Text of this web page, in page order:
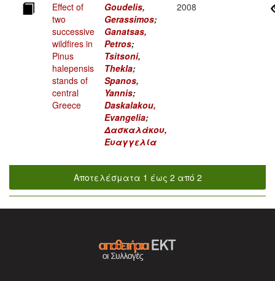
Effect of
two
successive
wildfires in
Pinus
halepensis
stands of
central
Greece
Goudelis,
Gerassimos;
Ganatsas,
Petros;
Tsitsoni,
Thekla;
Spanos,
Yannis;
Daskalakou,
Evangelia;
Δασκαλάκου,
Ευαγγελία
2008
Αποτελέσματα 1 έως 2 από 2